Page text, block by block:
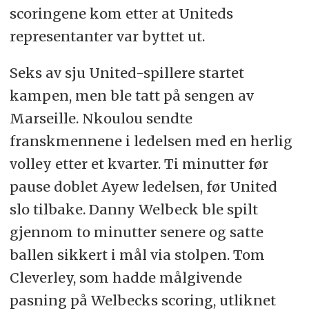
scoringene kom etter at Uniteds
representanter var byttet ut.
Seks av sju United-spillere startet
kampen, men ble tatt på sengen av
Marseille. Nkoulou sendte
franskmennene i ledelsen med en herlig
volley etter et kvarter. Ti minutter før
pause doblet Ayew ledelsen, før United
slo tilbake. Danny Welbeck ble spilt
gjennom to minutter senere og satte
ballen sikkert i mål via stolpen. Tom
Cleverley, som hadde målgivende
pasning på Welbecks scoring, utliknet